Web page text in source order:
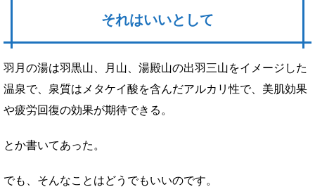
それはいいとして
羽月の湯は羽黒山、月山、湯殿山の出羽三山をイメージした
温泉で、泉質はメタケイ酸を含んだアルカリ性で、美肌効果
や疲労回復の効果が期待できる。
とか書いてあった。
でも、そんなことはどうでもいいのです。